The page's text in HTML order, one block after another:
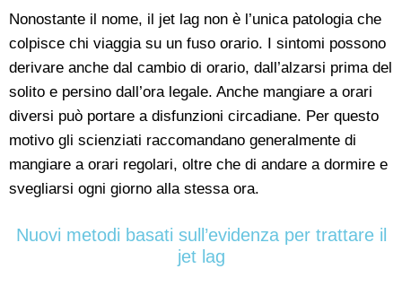
Nonostante il nome, il jet lag non è l’unica patologia che
colpisce chi viaggia su un fuso orario. I sintomi possono
derivare anche dal cambio di orario, dall’alzarsi prima del
solito e persino dall’ora legale. Anche mangiare a orari
diversi può portare a disfunzioni circadiane. Per questo
motivo gli scienziati raccomandano generalmente di
mangiare a orari regolari, oltre che di andare a dormire e
svegliarsi ogni giorno alla stessa ora.
Nuovi metodi basati sull’evidenza per trattare il
jet lag